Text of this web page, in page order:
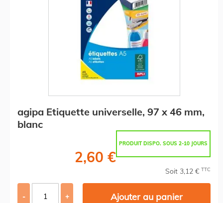
agipa Etiquette universelle, 97 x 46 mm,
blanc
PRODUIT DISPO. SOUS 2-10 JOURS
2,60 €
Soit 3,12 € TTC
- + Ajouter au panier